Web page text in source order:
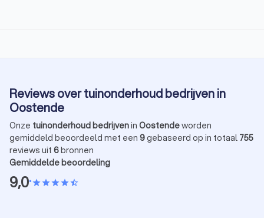
Reviews over tuinonderhoud bedrijven in
Oostende
Onze tuinonderhoud bedrijvenin Oostendeworden
gemiddeld beoordeeld met een 9gebaseerd op in totaal 755
reviews uit 6bronnen
Gemiddelde beoordeling
9,0•starstarstarstarstar_half